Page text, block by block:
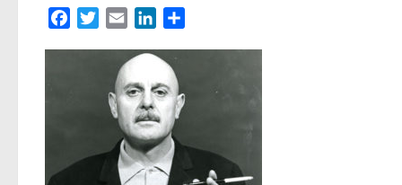
FacebookTwitterEmail LinkedIn